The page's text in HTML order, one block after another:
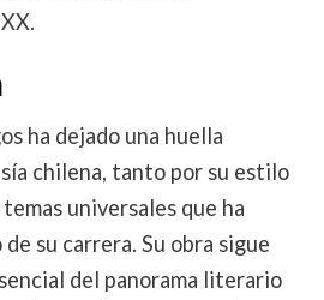
ha dejado una huella
chilena, tanto por su estilo
universales que ha
su carrera. Su obra sigue
del panorama literario